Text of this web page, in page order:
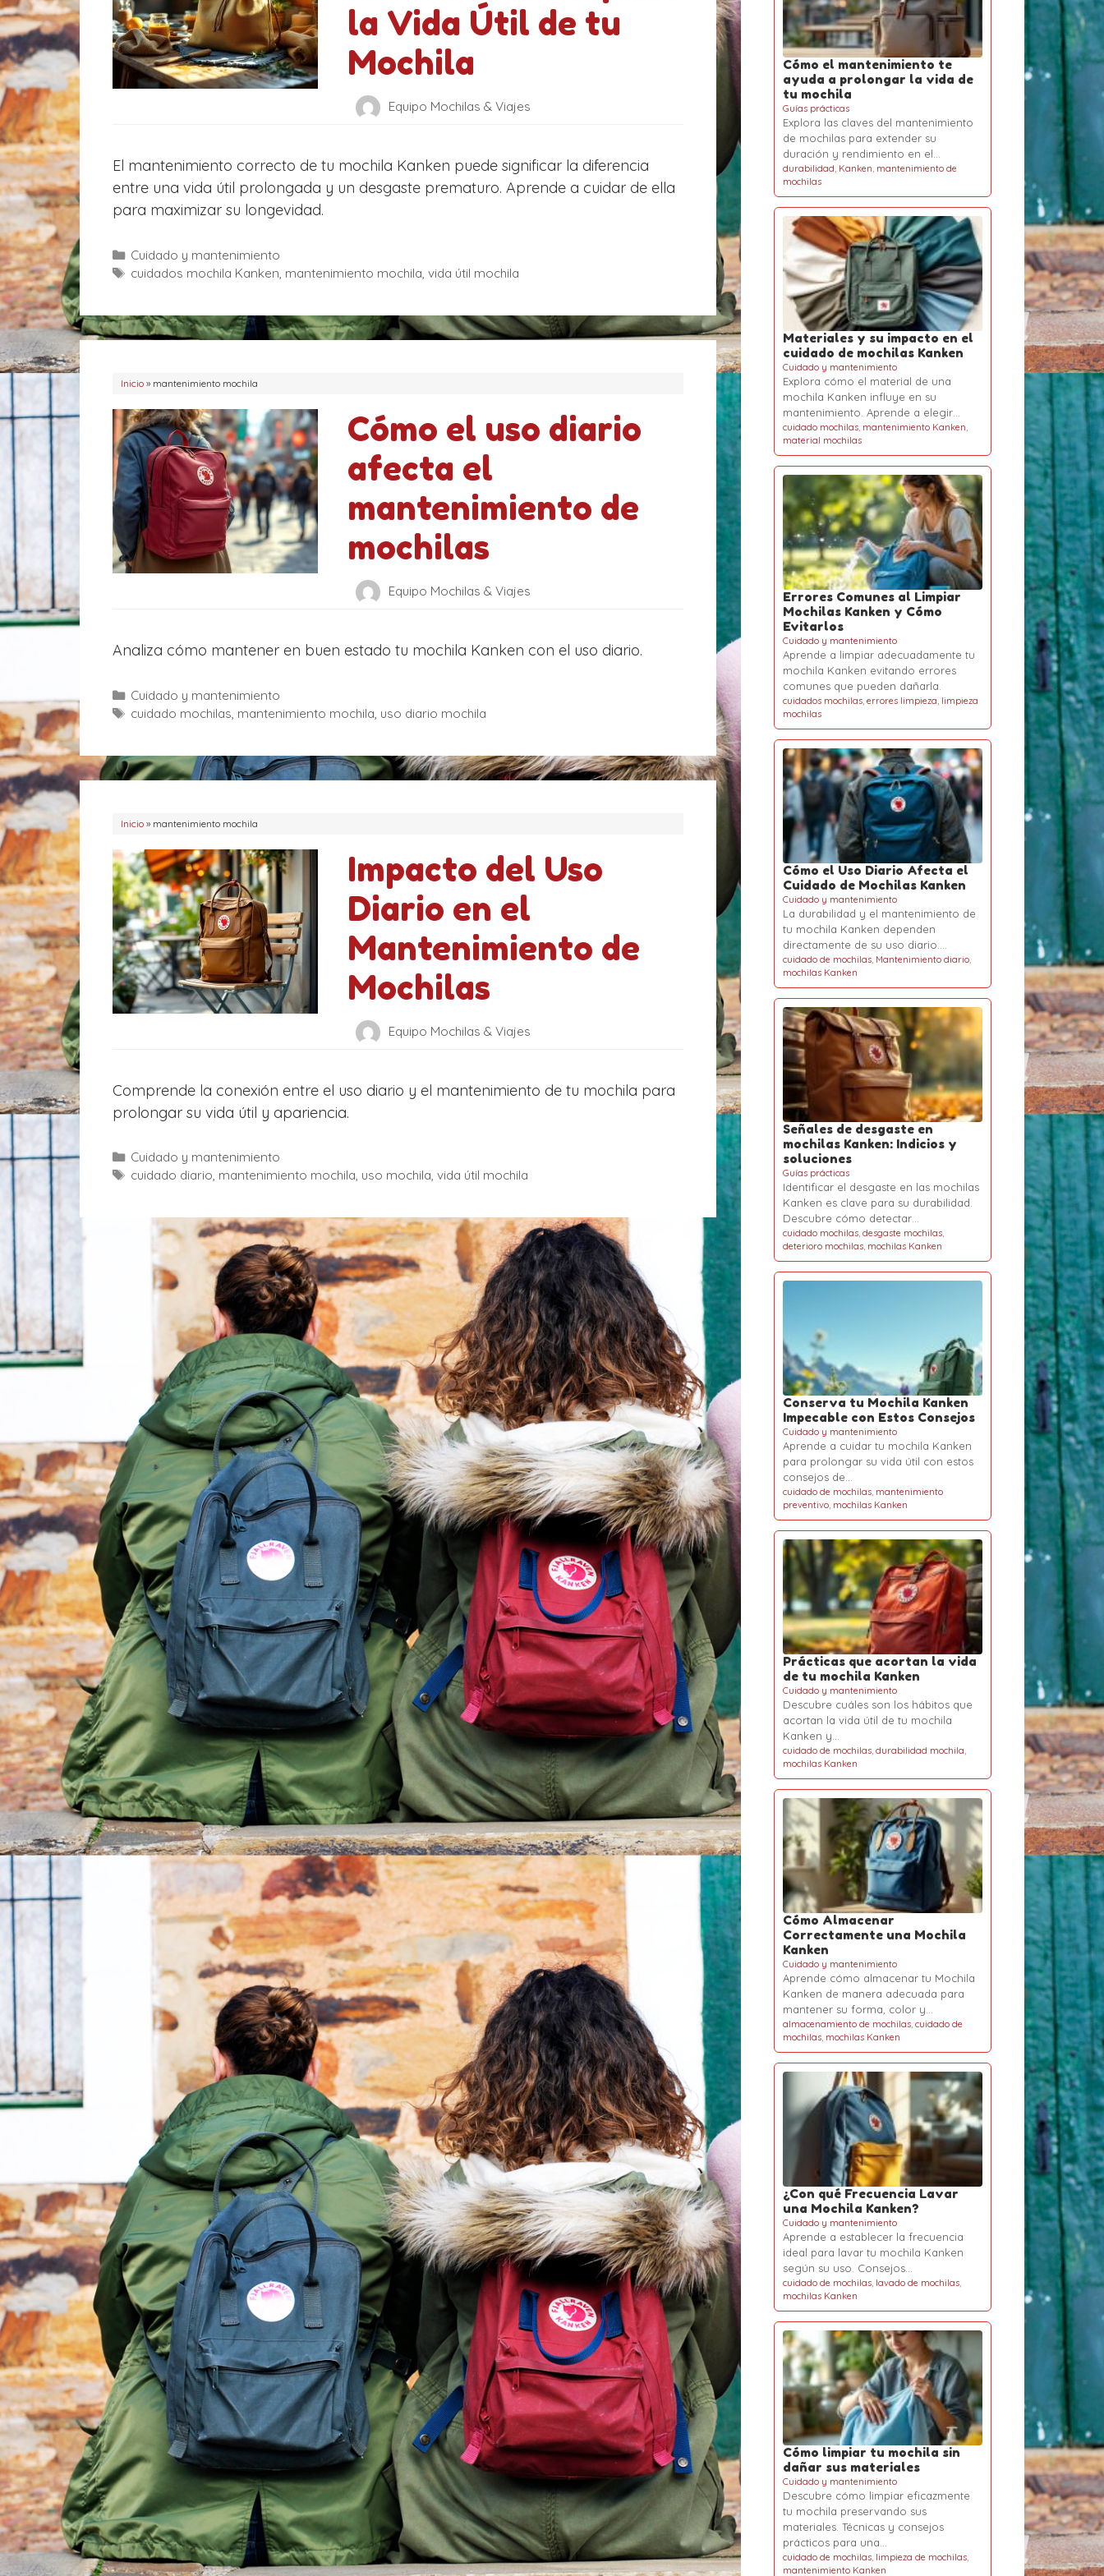
la Vida Útil de tu
Mochila
Equipo Mochilas & Viajes
El mantenimiento correcto de tu mochila Kanken puede significar la diferencia
entre una vida útil prolongada y un desgaste prematuro. Aprende a cuidar de ella
para maximizar su longevidad.
C
a
g
o
í
s
Cuidado y mantenimiento
E
q
u
t
s
cuidados mochila Kanken mantenimiento mochila ,vida útil mochila
Inicio » mantenimiento mochila
Cómo el uso diario
afecta el
mantenimiento de
mochilas
Equipo Mochilas & Viajes
Analiza cómo mantener en buen estado tu mochila Kanken con el uso diario.
C
a
g
o
í
s
Cuidado y mantenimiento
E
q
u
t
s
cuidado mochilas mantenimiento mochila uso diario mochila
Inicio » mantenimiento mochila
Impacto del Uso
Diario en el
Mantenimiento de
Mochilas
Equipo Mochilas & Viajes
Comprende la conexión entre el uso diario y el mantenimiento de tu mochila para
prolongar su vida útil y apariencia.
C
a
Cuidado y mantenimiento
E
cuidado diario, mantenimiento mochila, uso mochila,vida útil mochila
Cómo el mantenimiento te
ayuda a prolongar la vida de
tu mochila
Guías prácticas
Explora las claves del mantenimiento
de mochilas para extender su
duración y rendimiento en el…
durabilidad, Kanken, mantenimiento de
mochilas
Materiales y su impacto en el
cuidado de mochilas Kanken
Cuidado y mantenimiento
Explora cómo el material de una
mochila Kanken influye en su
mantenimiento. Aprende a elegir…
cuidado mochilas, mantenimiento Kanken,
material mochilas
Errores Comunes al Limpiar
Mochilas Kanken y Cómo
Evitarlos
Cuidado y mantenimiento
Aprende a limpiar adecuadamente tu
mochila Kanken evitando errores
comunes que pueden dañarla.
cuidados mochilas, errores limpieza, limpieza
mochilas
Cómo el Uso Diario Afecta el
Cuidado de Mochilas Kanken
Cuidado y mantenimiento
La durabilidad y el mantenimiento de
tu mochila Kanken dependen
directamente de su uso diario.…
cuidado de mochilas, Mantenimiento diario,
mochilas Kanken
Señales de desgaste en
mochilas Kanken: Indicios y
soluciones
Guías prácticas
Identificar el desgaste en las mochilas
Kanken es clave para su durabilidad.
Descubre cómo detectar…
cuidado mochilas, desgaste mochilas,
deterioro mochilas, mochilas Kanken
Conserva tu Mochila Kanken
Impecable con Estos Consejos
Cuidado y mantenimiento
Aprende a cuidar tu mochila Kanken
para prolongar su vida útil con estos
consejos de…
cuidado de mochilas, mantenimiento
preventivo, mochilas Kanken
Prácticas que acortan la vida
de tu mochila Kanken
Cuidado y mantenimiento
Descubre cuáles son los hábitos que
acortan la vida útil de tu mochila
Kanken y…
cuidado de mochilas, durabilidad mochila,
mochilas Kanken
Cómo Almacenar
Correctamente una Mochila
Kanken
Cuidado y mantenimiento
Aprende cómo almacenar tu Mochila
Kanken de manera adecuada para
mantener su forma, color y…
almacenamiento de mochilas, cuidado de
mochilas, mochilas Kanken
¿Con qué Frecuencia Lavar
una Mochila Kanken?
Cuidado y mantenimiento
Aprende a establecer la frecuencia
ideal para lavar tu mochila Kanken
según su uso. Consejos…
cuidado de mochilas, lavado de mochilas,
mochilas Kanken
Cómo limpiar tu mochila sin
dañar sus materiales
Cuidado y mantenimiento
Descubre cómo limpiar eficazmente
tu mochila preservando sus
materiales. Técnicas y consejos
prácticos para una…
cuidado de mochilas, limpieza de mochilas,
mantenimiento Kanken